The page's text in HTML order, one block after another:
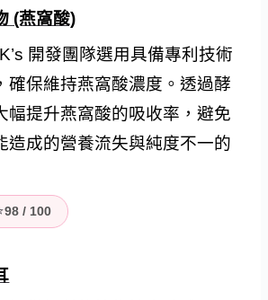
(燕窩酸)
開發團隊選用具備專利技術
確保維持燕窩酸濃度。透過酵
幅提升燕窩酸的吸收率，避免
造成的營養流失與純度不一的
98 / 100